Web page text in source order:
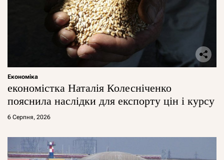
Економіка
економістка Наталія Колесніченко
пояснила наслідки для експорту цін і курсу
6 Серпня, 2026